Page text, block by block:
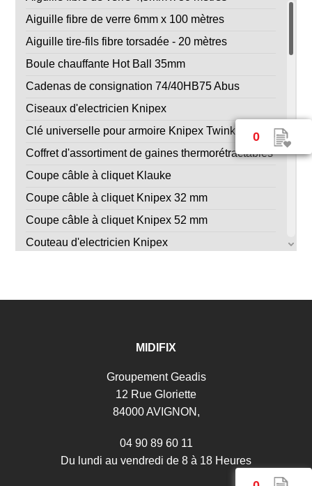
0
Aiguille fibre de verre 6mm x 100 mètres
Aiguille tire-fils fibre torsadée - 20 mètres
Boule chauffante Hot Ball 35mm
Cadenas de consignation 74/40HB75 Abus
Ciseaux d'electricien Knipex
Clé universelle pour armoire Knipex Twinkey
Coffret d'assortiment de gaines thermorétractables
Coupe câble à cliquet Klauke
Coupe câble à cliquet Knipex 32 mm
Coupe câble à cliquet Knipex 52 mm
Couteau d'electricien Knipex
Dérouleur de touret à câbles PRO 530
Dérouleur de touret à câbles PRO 670
Détecteur sans contact DMT1423
Gel de lubrifiant de câble
Jeu de 10 baguettes tire-fils Ø 3mm x 1 métre
MIDIFIX
Groupement Geadis
12 Rue Gloriette
84000 AVIGNON,
04 90 89 60 11
Du lundi au vendredi de 8 à 18 Heures